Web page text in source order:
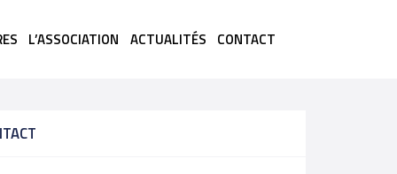
L’ASSOCIATION ACTUALITÉS CONTACT